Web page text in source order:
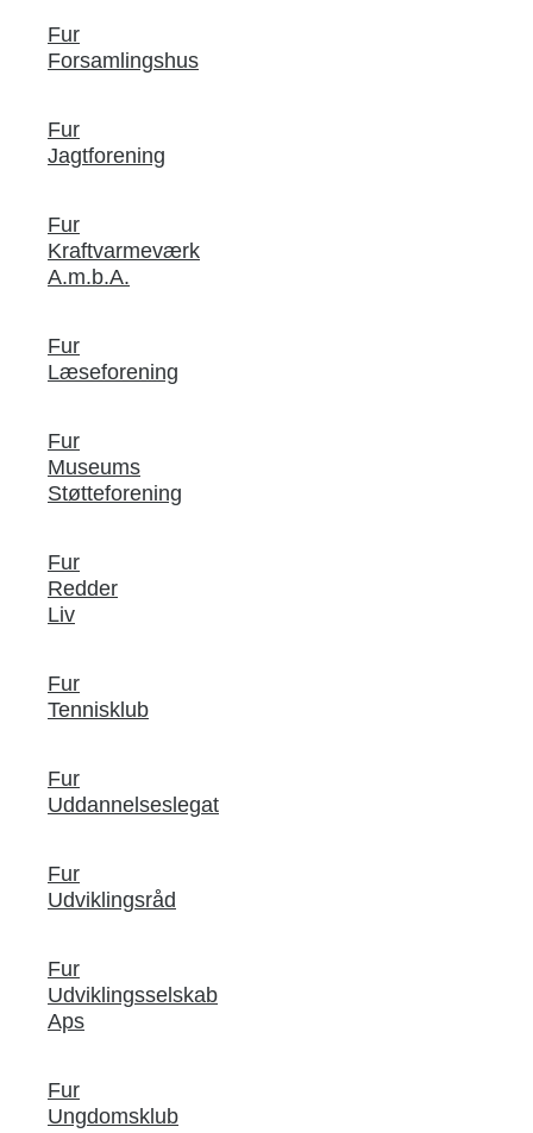
Fur
Forsamlingshus
Fur
Jagtforening
Fur
Kraftvarmeværk
A.m.b.A.
Fur
Læseforening
Fur
Museums
Støtteforening
Fur
Redder
Liv
Fur
Tennisklub
Fur
Uddannelseslegat
Fur
Udviklingsråd
Fur
Udviklingsselskab
Aps
Fur
Ungdomsklub